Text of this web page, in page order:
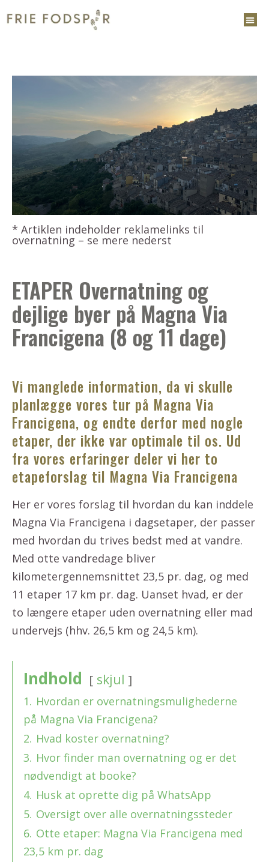
* Artiklen indeholder reklamelinks til
overnatning – se mere nederst
ETAPER Overnatning og
dejlige byer på Magna Via
Francigena (8 og 11 dage)
Vi manglede information, da vi skulle
planlægge vores tur på Magna Via
Francigena, og endte derfor med nogle
etaper, der ikke var optimale til os. Ud
fra vores erfaringer deler vi her to
etapeforslag til Magna Via Francigena
Her er vores forslag til hvordan du kan inddele
Magna Via Francigena i dagsetaper, der passer
med hvordan du trives bedst med at vandre.
Med otte vandredage bliver
kilometergennemsnittet 23,5 pr. dag, og med
11 etaper 17 km pr. dag. Uanset hvad, er der
to længere etaper uden overnatning eller mad
undervejs (hhv. 26,5 km og 24,5 km).
Indhold skjul
1. Hvordan er overnatningsmulighederne
på Magna Via Francigena?
2. Hvad koster overnatning?
3. Hvor finder man overnatning og er det
nødvendigt at booke?
4. Husk at oprette dig på WhatsApp
5. Oversigt over alle overnatningssteder
6. Otte etaper: Magna Via Francigena med
23,5 km pr. dag